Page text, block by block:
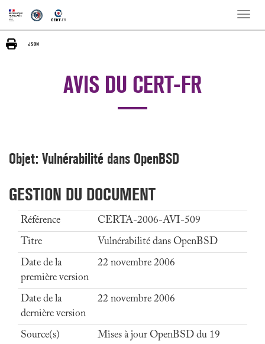
Toggle
AVIS DU CERT-FR
Objet: Vulnérabilité dans OpenBSD
GESTION DU DOCUMENT
Référence
CERTA-2006-AVI-509
Titre
Vulnérabilité dans OpenBSD
Date de la
première version
22 novembre 2006
Date de la
dernière version
22 novembre 2006
Source(s)
Mises à jour OpenBSD du 19